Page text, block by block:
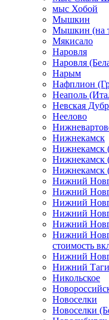
мыс Хобой
Мышкин
Мышкин (на
Мякисало
Наровля
Наровля
Нарым
Нафплион
Неаполь
Невская
Неелово
Нижнекамск
Нижнекамск
Нижнекамск
Нижнекамск
Нижний
Нижний
Нижний
Нижний
Нижний
Нижний
стоимость
Нижний
Нижний
Никольское
Новоселки
Новоселки